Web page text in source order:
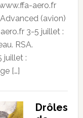
aero.fr
(avion)
3-5 juillet :
RSA.
juillet :
[…]
Drôles